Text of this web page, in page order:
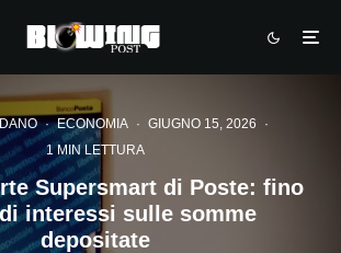
· ECONOMIA · GIUGNO 15, 2026
·
1 MIN LETTURA
Supersmart di Poste: fino
interessi sulle somme
depositate